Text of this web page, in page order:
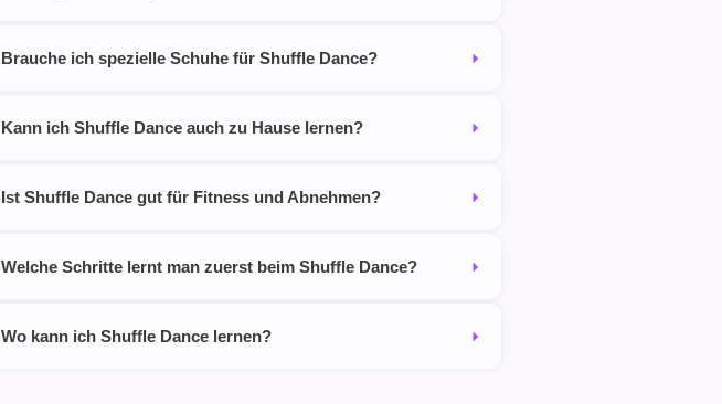
Brauche ich spezielle Schuhe für Shuffle Dance?
Kann ich Shuffle Dance auch zu Hause lernen?
Ist Shuffle Dance gut für Fitness und Abnehmen?
Welche Schritte lernt man zuerst beim Shuffle Dance?
Wo kann ich Shuffle Dance lernen?